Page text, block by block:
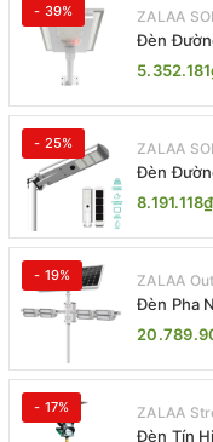
- 39% ZALAA
Đèn
ZL-BWH
- 25% ZALAA
Đèn
ZALAA
8.191.118₫
- 19% ZALAA
Đèn Pha
Jsc
- 17% ZALAA
Đèn Tín